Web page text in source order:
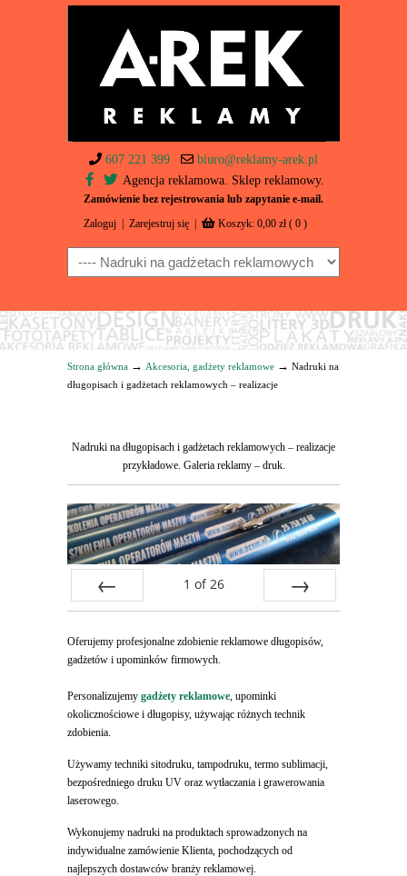
607 221 399
biuro@reklamy-arek.pl
Agencja reklamowa. Sklep reklamowy.
Zamówienie bez rejestrowania lub zapytanie e-mail.
Zaloguj Zarejestruj się Koszyk: 0,00 zł ( 0 )
Navigation
Strona główna → Akcesoria, gadżety reklamowe → Nadruki na
długopisach i gadżetach reklamowych – realizacje
Nadruki na długopisach i gadżetach reklamowych – realizacje
przykładowe. Galeria reklamy – druk.
Prev
1 of 26
Next
Oferujemy profesjonalne zdobienie reklamowe długopisów,
gadżetów i upominków firmowych.
Personalizujemy gadżety reklamowe , upominki
okolicznościowe i długopisy, używając różnych technik
zdobienia.
Używamy techniki sitodruku, tampodruku, termo sublimacji,
bezpośredniego druku UV oraz wytłaczania i grawerowania
laserowego.
Wykonujemy nadruki na produktach sprowadzonych na
indywidualne zamówienie Klienta, pochodzących od
najlepszych dostawców branży reklamowej.